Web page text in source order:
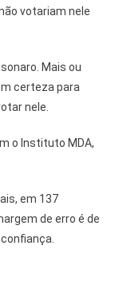
votariam nele
Mais ou
certeza para
nele.
o Instituto MDA,
em 137
de erro é de